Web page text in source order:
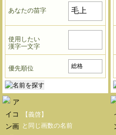
あなたの苗字
使用したい
漢字一文字
優先順位
【義啓】
と同じ画数の名前